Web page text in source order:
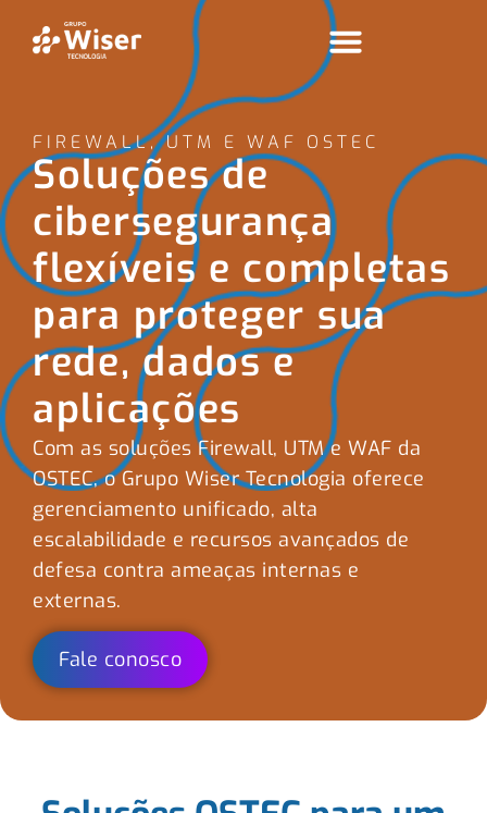
FIREWALL, UTM E WAF OSTEC
Soluções de
cibersegurança
flexíveis e completas
para proteger sua
rede, dados e
aplicações
Com as soluçõesFirewall, UTM e WAF da
OSTEC, o Grupo WiserTecnologia oferece
gerenciamento unificado, alta
escalabilidade e recursos avançados de
defesa contra ameaças internas e
externas.
Fale conosco